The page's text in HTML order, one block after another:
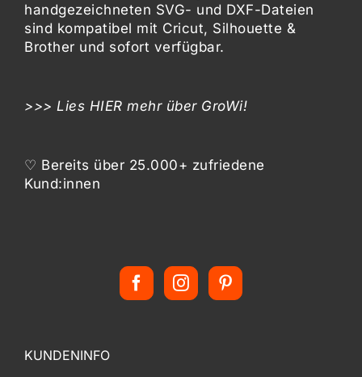
handgezeichneten SVG- und DXF-Dateien
sind kompatibel mit Cricut, Silhouette &
Brother und sofort verfügbar.
>>> Lies HIER mehr über GroWi!
♡ Bereits über 25.000+ zufriedene
Kund:innen
KUNDENINFO